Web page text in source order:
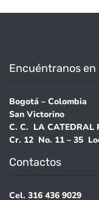
Encuéntranos en
Bogotá – Colombia
San Victorino
C. C. LA CATEDRAL
Cr. 12 No. 11 – 35
Contactos
Cel. 316 436 9029